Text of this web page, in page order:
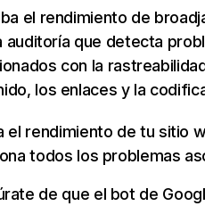
el rendimiento de
auditoría que detecta
con la
los enlaces y la
el rendimiento de tu sitio
todos los problemas
de que el bot de